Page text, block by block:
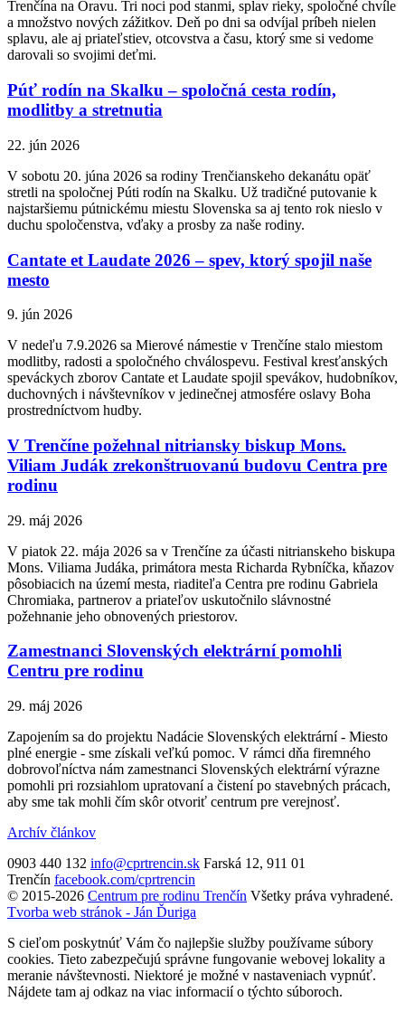
Trenčína na Oravu. Tri noci pod stanmi, splav rieky, spoločné chvíle
a množstvo nových zážitkov. Deň po dni sa odvíjal príbeh nielen
splavu, ale aj priateľstiev, otcovstva a času, ktorý sme si vedome
darovali so svojimi deťmi.
Púť rodín na Skalku – spoločná cesta rodín,
modlitby a stretnutia
22. jún 2026
V sobotu 20. júna 2026 sa rodiny Trenčianskeho dekanátu opäť
stretli na spoločnej Púti rodín na Skalku. Už tradičné putovanie k
najstaršiemu pútnickému miestu Slovenska sa aj tento rok nieslo v
duchu spoločenstva, vďaky a prosby za naše rodiny.
Cantate et Laudate 2026 – spev, ktorý spojil naše
mesto
9. jún 2026
V nedeľu 7.9.2026 sa Mierové námestie v Trenčíne stalo miestom
modlitby, radosti a spoločného chválospevu. Festival kresťanských
speváckych zborov Cantate et Laudate spojil spevákov, hudobníkov,
duchovných i návštevníkov v jedinečnej atmosfére oslavy Boha
prostredníctvom hudby.
V Trenčíne požehnal nitriansky biskup Mons.
Viliam Judák zrekonštruovanú budovu Centra pre
rodinu
29. máj 2026
V piatok 22. mája 2026 sa v Trenčíne za účasti nitrianskeho biskupa
Mons. Viliama Judáka, primátora mesta Richarda Rybníčka, kňazov
pôsobiacich na území mesta, riaditeľa Centra pre rodinu Gabriela
Chromiaka, partnerov a priateľov uskutočnilo slávnostné
požehnanie jeho obnovených priestorov.
Zamestnanci Slovenských elektrární pomohli
Centru pre rodinu
29. máj 2026
Zapojením sa do projektu Nadácie Slovenských elektrární - Miesto
plné energie - sme získali veľkú pomoc. V rámci dňa firemného
dobrovoľníctva nám zamestnanci Slovenských elektrární výrazne
pomohli pri rozsiahlom upratovaní a čistení po stavebných prácach,
aby sme tak mohli čím skôr otvoriť centrum pre verejnosť.
Archív článkov
0903 440 132 info@cprtrencin.sk Farská 12, 911 01
Trenčín facebook.com/cprtrencin
© 2015-2026 Centrum pre rodinu Trenčín Všetky práva vyhradené.
Tvorba web stránok - Ján Ďuriga
S cieľom poskytnúť Vám čo najlepšie služby používame súbory
cookies. Tieto zabezpečujú správne fungovanie webovej lokality a
meranie návštevnosti. Niektoré je možné v nastaveniach vypnúť.
Nájdete tam aj odkaz na viac informacií o týchto súboroch.